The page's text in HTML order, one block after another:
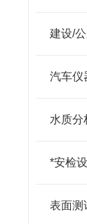
建设/
汽车仪
水质分
*安检
表面测